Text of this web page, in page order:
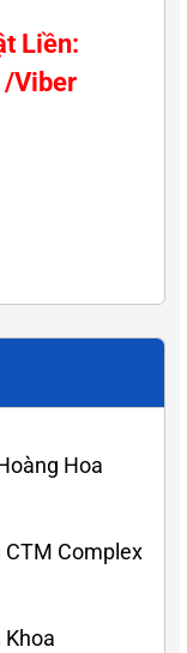
Liền:
Viber
Hoa
CTM Complex
Khoa